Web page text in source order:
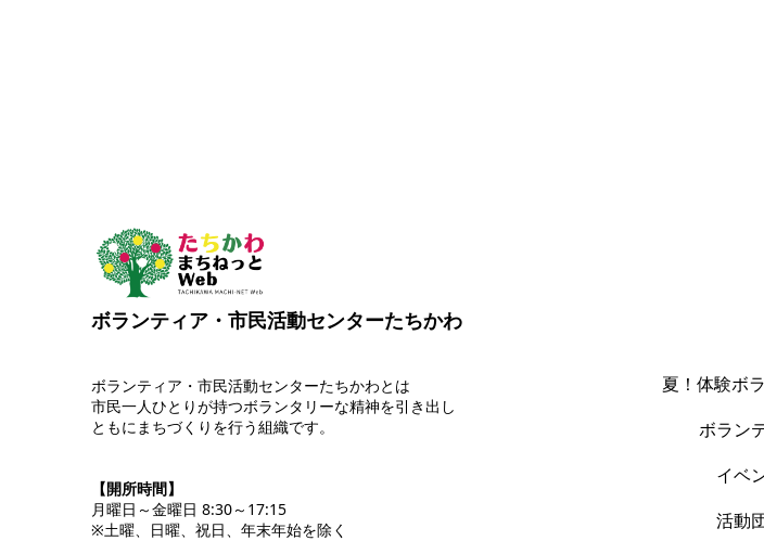
ボランティア・市民活動センターたちかわ
ボランティア・市民活動センターたちかわとは
市民一人ひとりが持つボランタリーな精神を引き出し
ともにまちづくりを行う組織です。
【開所時間】
月曜日～金曜日 8:30～17:15
※土曜、日曜、祝日、年末年始を除く
夏！体験ボ
ボラン
イベ
活動